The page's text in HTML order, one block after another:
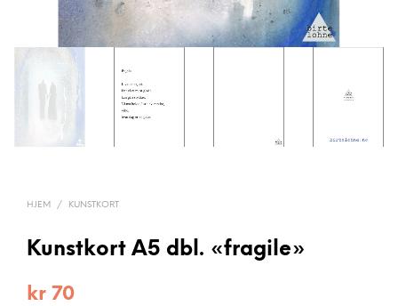
HJEM / KUNSTKORT
Kunstkort A5 dbl. «fragile»
kr 70